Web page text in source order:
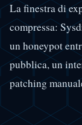
La finestra di
compressa:
un honeypot
pubblica, un
patching